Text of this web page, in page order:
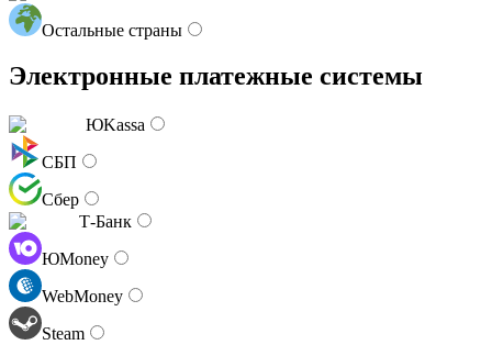
Остальные страны
Электронные платежные системы
ЮKassa
СБП
Сбер
Т-Банк
ЮMoney
WebMoney
Steam